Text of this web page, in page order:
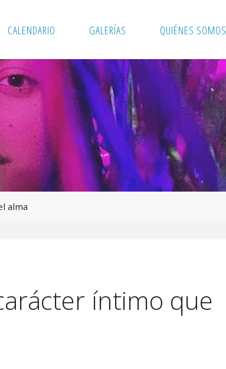
CALENDARIO GALERÍAS QUIÉNES SOMOS
alma
íntimo que